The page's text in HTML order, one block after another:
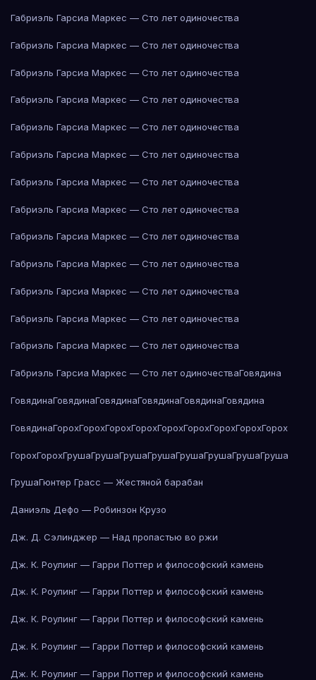
Габриэль Гарсиа Маркес — Сто лет одиночества
Габриэль Гарсиа Маркес — Сто лет одиночества
Габриэль Гарсиа Маркес — Сто лет одиночества
Габриэль Гарсиа Маркес — Сто лет одиночества
Габриэль Гарсиа Маркес — Сто лет одиночества
Габриэль Гарсиа Маркес — Сто лет одиночества
Габриэль Гарсиа Маркес — Сто лет одиночества
Габриэль Гарсиа Маркес — Сто лет одиночества
Габриэль Гарсиа Маркес — Сто лет одиночества
Габриэль Гарсиа Маркес — Сто лет одиночества
Габриэль Гарсиа Маркес — Сто лет одиночества
Габриэль Гарсиа Маркес — Сто лет одиночества
Габриэль Гарсиа Маркес — Сто лет одиночества
Габриэль Гарсиа Маркес — Сто лет одиночестваГовядина
ГовядинаГовядинаГовядинаГовядинаГовядинаГовядина
ГовядинаГорохГорохГорохГорохГорохГорохГорохГорохГорох
ГорохГорохГрушаГрушаГрушаГрушаГрушаГрушаГрушаГруша
ГрушаГюнтер Грасс — Жестяной барабан
Даниэль Дефо — Робинзон Крузо
Дж. Д. Сэлинджер — Над пропастью во ржи
Дж. К. Роулинг — Гарри Поттер и философский камень
Дж. К. Роулинг — Гарри Поттер и философский камень
Дж. К. Роулинг — Гарри Поттер и философский камень
Дж. К. Роулинг — Гарри Поттер и философский камень
Дж. К. Роулинг — Гарри Поттер и философский камень